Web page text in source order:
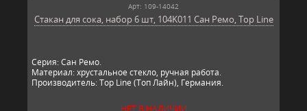
Арт: 109-14042
Стакан для сока, набор 6 шт, 104K011 Сан Ремо, Top Line
Серия: Сан Ремо.
Материал: хрустальное стекло, ручная работа.
Производитель: Top Line (Топ Лайн), Германия.
НЕТ В НАЛИЧИИ